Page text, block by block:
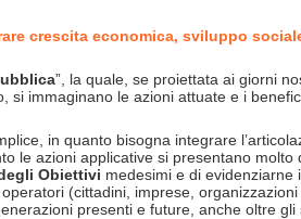
crescita economica, sviluppo
”, la quale, se proiettata ai giorni
si immaginano le azioni attuate e i
in quanto bisogna integrare
le azioni applicative si presentano
Obiettivi medesimi e di evidenziarne
(cittadini, imprese,
presenti e future, anche oltre